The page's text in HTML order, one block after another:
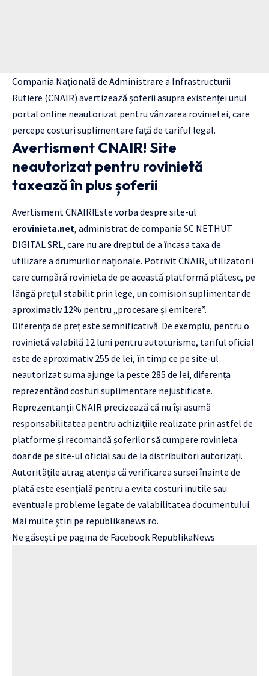
Compania Națională de Administrare a Infrastructurii
Rutiere (CNAIR) avertizează șoferii asupra existenței unui
portal online neautorizat pentru vânzarea rovinietei, care
percepe costuri suplimentare față de tariful legal.
Avertisment CNAIR! Site
neautorizat pentru rovinietă
taxează în plus șoferii
Avertisment CNAIR!Este vorba despre site-ul
erovinieta.net, administrat de compania SC NETHUT
DIGITAL SRL, care nu are dreptul de a încasa taxa de
utilizare a drumurilor naționale. Potrivit CNAIR, utilizatorii
care cumpără rovinieta de pe această platformă plătesc, pe
lângă prețul stabilit prin lege, un comision suplimentar de
aproximativ 12% pentru „procesare și emitere”.
Diferența de preț este semnificativă. De exemplu, pentru o
rovinietă valabilă 12 luni pentru autoturisme, tariful oficial
este de aproximativ 255 de lei, în timp ce pe site-ul
neautorizat suma ajunge la peste 285 de lei, diferența
reprezentând costuri suplimentare nejustificate.
Reprezentanții CNAIR precizează că nu își asumă
responsabilitatea pentru achizițiile realizate prin astfel de
platforme și recomandă șoferilor să cumpere rovinieta
doar de pe site-ul oficial sau de la distribuitori autorizați.
Autoritățile atrag atenția că verificarea sursei înainte de
plată este esențială pentru a evita costuri inutile sau
eventuale probleme legate de valabilitatea documentului.
Mai multe știri pe republikanews.ro.
Ne găsești pe pagina de Facebook RepublikaNews